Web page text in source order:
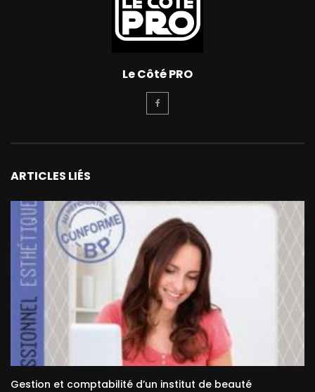
Le Côté PRO
ARTICLES LIÉS
Gestion et comptabilité d’un institut de beauté